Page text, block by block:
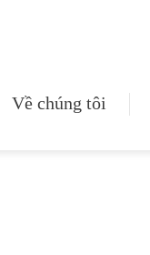
Về chúng tôi